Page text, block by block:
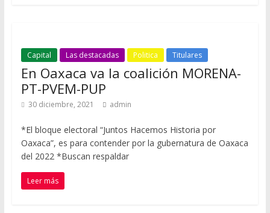
Capital Las destacadas Politica Titulares
En Oaxaca va la coalición MORENA-
PT-PVEM-PUP
30 diciembre, 2021 admin
*El bloque electoral “Juntos Hacemos Historia por
Oaxaca”, es para contender por la gubernatura de Oaxaca
del 2022 *Buscan respaldar
Leer más